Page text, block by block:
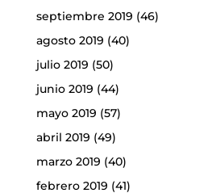
septiembre 2019 (46)
agosto 2019 (40)
julio 2019 (50)
junio 2019 (44)
mayo 2019 (57)
abril 2019 (49)
marzo 2019 (40)
febrero 2019 (41)